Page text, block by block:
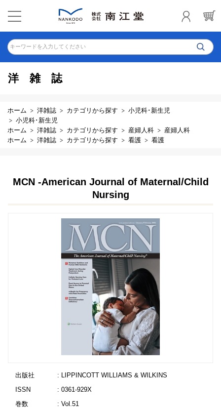
キーワードを入力してください
洋雑誌
ホーム 洋雑誌 カテゴリから探す
小児科･新生児
小児科･新生児
ホーム
洋雑誌 カテゴリから探す 産婦人科
産婦人科
ホーム
洋雑誌 カテゴリから探す 看護 看護
MCN -American Journal of Maternal/Child
Nursing
出版社
: LIPPINCOTT WILLIAMS & WILKINS
ISSN
: 0361-929X
巻数
: Vol.51